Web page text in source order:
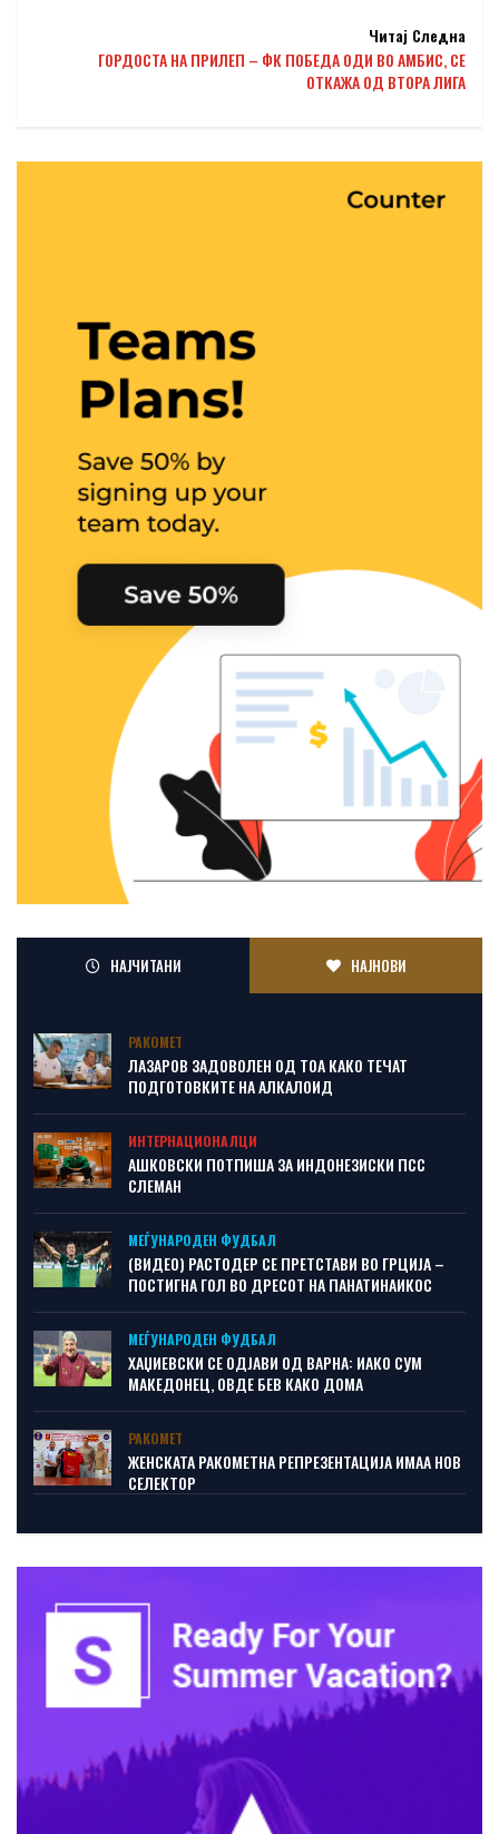
Читај Следна
ГОРДОСТА НА ПРИЛЕП – ФК ПОБЕДА ОДИ ВО АМБИС, СЕ
ОТКАЖА ОД ВТОРА ЛИГА
НАЈЧИТАНИ НАЈНОВИ
РАКОМЕТ
ЛАЗАРОВ ЗАДОВОЛЕН ОД ТОА КАКО ТЕЧАТ
ПОДГОТОВКИТЕ НА АЛКАЛОИД
ИНТЕРНАЦИОНАЛЦИ
АШКОВСКИ ПОТПИША ЗА ИНДОНЕЗИСКИ ПСС
СЛЕМАН
МЕЃУНАРОДЕН ФУДБАЛ
(ВИДЕО) РАСТОДЕР СЕ ПРЕТСТАВИ ВО ГРЦИЈА –
ПОСТИГНА ГОЛ ВО ДРЕСОТ НА ПАНАТИНАИКОС
МЕЃУНАРОДЕН ФУДБАЛ
ХАЏИЕВСКИ СЕ ОДЈАВИ ОД ВАРНА: ИАКО СУМ
МАКЕДОНЕЦ, ОВДЕ БЕВ КАКО ДОМА
РАКОМЕТ
ЖЕНСКАТА РАКОМЕТНА РЕПРЕЗЕНТАЦИЈА ИМАА НОВ
СЕЛЕКТОР